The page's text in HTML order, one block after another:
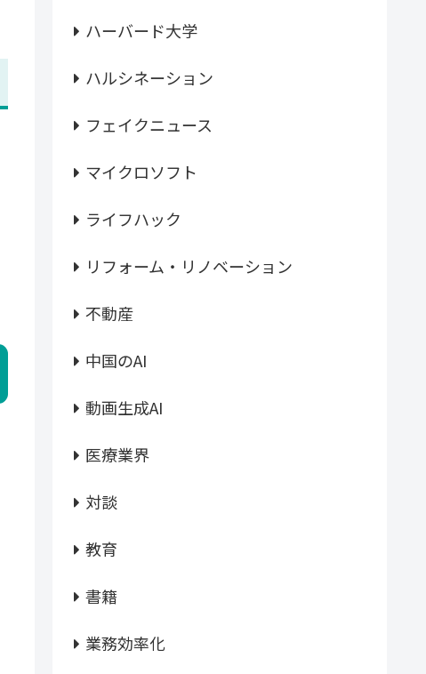
ハーバード大学
ハルシネーション
フェイクニュース
マイクロソフト
ライフハック
リフォーム・リノベーション
不動産
中国のAI
動画生成AI
医療業界
対談
教育
書籍
業務効率化